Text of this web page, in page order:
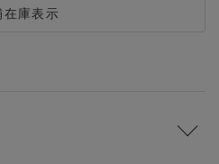
在庫表示